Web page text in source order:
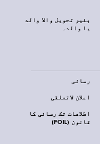
بغیر تحویل والا والد
یا والدہ
رسائی
اعلان لاتعلقی
اطلاعات تک رسائی کا
قانون (FOIL)